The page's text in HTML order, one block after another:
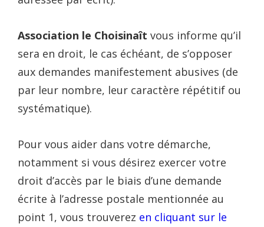
Association le Choisinaît vous informe qu’il
sera en droit, le cas échéant, de s’opposer
aux demandes manifestement abusives (de
par leur nombre, leur caractère répétitif ou
systématique).
Pour vous aider dans votre démarche,
notamment si vous désirez exercer votre
droit d’accès par le biais d’une demande
écrite à l’adresse postale mentionnée au
point 1, vous trouverez en cliquant sur le